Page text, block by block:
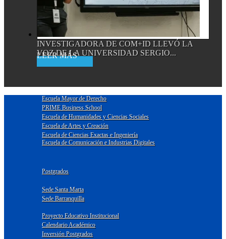
INVESTIGADORA DE COM+ID LLEVÓ LA
VOZ DE LA UNIVERSIDAD SERGIO...
Escuela Mayor de Derecho
PRIME Business School
Escuela de Humanidades y Ciencias Sociales
Escuela de Artes y Creación
Escuela de Ciencias Exactas e Ingeniería
Escuela de Comunicación e Industrias Digitales
Postgrados
Sede Santa Marta
Sede Barranquilla
Proyecto Educativo Institucional
Calendario Académico
Inversión Postgrados